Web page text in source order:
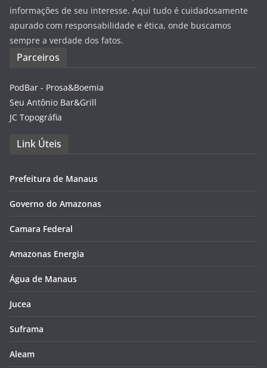
informações de seu interesse. Aqui tudo é cuidadosamente
apurado com responsabilidade e ética, onde buscamos
sempre a verdade dos fatos.
Parceiros
PodBar - Prosa&Boemia
Seu Antônio Bar&Grill
JC Topográfia
Link Úteis
Prefeitura de Manaus
Governo do Amazonas
Camara Federal
Amazonas Energia
Água de Manaus
Jucea
Suframa
Aleam